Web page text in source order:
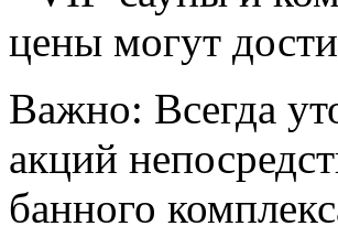
цены могут
Важно: Всегда
акций
банного